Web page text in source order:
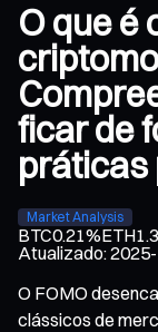
O que é
ficar de
práticas
Market Analysis
BTC0.21%ETH
Atualizado:
O FOMO
clássicos de